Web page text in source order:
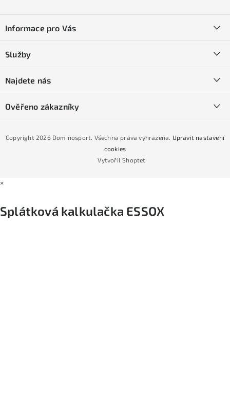
pInformace pro Vás
Obchodní podmínky
Podmínky GDPR
Podmínky nákupu na splátky ESSOX
Služby
Naše prodejna
Najdete nás
Ověřeno zákazníky
Vytvořil Shoptet
Copyright 2026 Dominosport. Všechna práva vyhrazena. Upravit nastavení
cookies
×
Splátková kalkulačka ESSOX